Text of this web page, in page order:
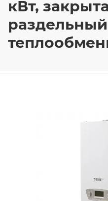
кВт,
раздельный